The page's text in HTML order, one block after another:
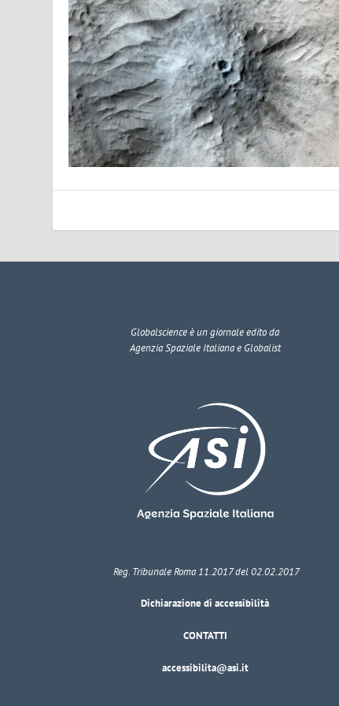
Globalscienceè un giornale edito da
Agenzia Spaziale Italiana e Globalist
Reg. Tribunale Roma 11.2017 del 02.02.2017
Dichiarazione di accessibilità
CONTATTI
accessibilita@asi.it